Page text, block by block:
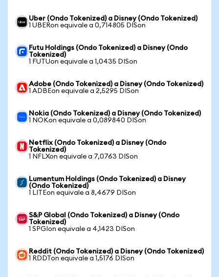
Uber (Ondo Tokenized) a Disney (Ondo Tokenized)
1 UBERon equivale a 0,714805 DISon
Futu Holdings (Ondo Tokenized) a Disney (Ondo
Tokenized)
1 FUTUon equivale a 1,0435 DISon
Adobe (Ondo Tokenized) a Disney (Ondo Tokenized)
1 ADBEon equivale a 2,5295 DISon
Nokia (Ondo Tokenized) a Disney (Ondo Tokenized)
1 NOKon equivale a 0,089840 DISon
Netflix (Ondo Tokenized) a Disney (Ondo
Tokenized)
1 NFLXon equivale a 7,0763 DISon
Lumentum Holdings (Ondo Tokenized) a Disney
(Ondo Tokenized)
1 LITEon equivale a 8,4679 DISon
S&P Global (Ondo Tokenized) a Disney (Ondo
Tokenized)
1 SPGIon equivale a 4,1423 DISon
Reddit (Ondo Tokenized) a Disney (Ondo Tokenized)
1 RDDTon equivale a 1,5176 DISon